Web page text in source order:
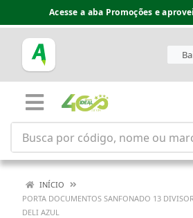
Acesse a aba Promoções e
INÍCIO
PORTA DOCUMENTOS SANFONADO 13
DELI AZUL